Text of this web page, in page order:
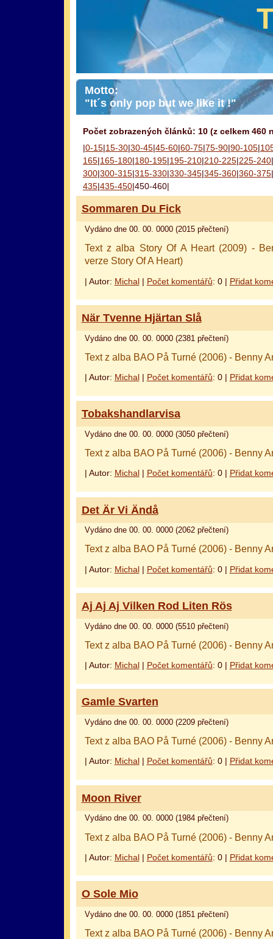
Motto:
"It´s only pop but we like it !"
Počet zobrazených článků: 10 (z celkem 460
|0-15|15-30|30-45|45-60|60-75|75-90|90-105|
165|165-180|180-195|195-210|210-225|225-240|
300|300-315|315-330|330-345|345-360|360-375|
435|435-450|450-460|
Sommaren Du Fick
Vydáno dne 00. 00. 0000 (2015 přečtení)
Text z alba Story Of A Heart (2009) -
verze Story Of A Heart)
| Autor: Michal| Počet komentářů: 0 | Přidat
När Tvenne Hjärtan Slå
Vydáno dne 00. 00. 0000 (2381 přečtení)
Text z alba BAO På Turné (2006) - Benny
| Autor: Michal| Počet komentářů: 0 | Přidat
Tobakshandlarvisa
Vydáno dne 00. 00. 0000 (3050 přečtení)
Text z alba BAO På Turné (2006) - Benny
| Autor: Michal| Počet komentářů: 0 | Přidat
Det Är Vi Ändå
Vydáno dne 00. 00. 0000 (2062 přečtení)
Text z alba BAO På Turné (2006) - Benny
| Autor: Michal| Počet komentářů: 0 | Přidat
Aj Aj Aj Vilken Rod Liten Rös
Vydáno dne 00. 00. 0000 (5510 přečtení)
Text z alba BAO På Turné (2006) - Benny
| Autor: Michal| Počet komentářů: 0 | Přidat
Gamle Svarten
Vydáno dne 00. 00. 0000 (2209 přečtení)
Text z alba BAO På Turné (2006) - Benny
| Autor: Michal| Počet komentářů: 0 | Přidat
Moon River
Vydáno dne 00. 00. 0000 (1984 přečtení)
Text z alba BAO På Turné (2006) - Benny
| Autor: Michal| Počet komentářů: 0 | Přidat
O Sole Mio
Vydáno dne 00. 00. 0000 (1851 přečtení)
Text z alba BAO På Turné (2006) - Benny